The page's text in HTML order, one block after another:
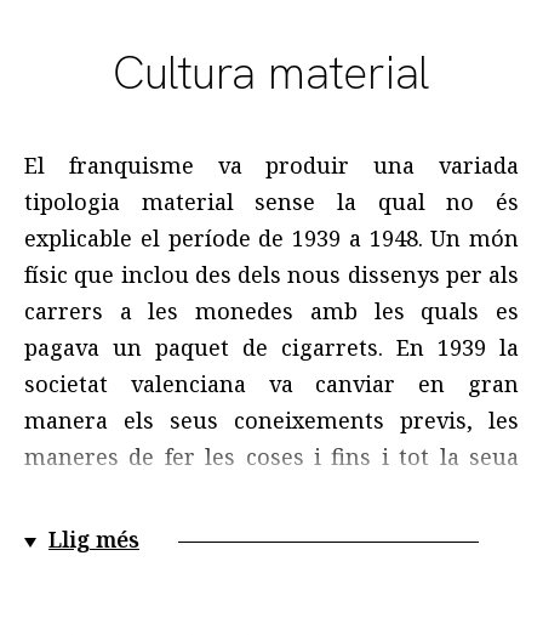
Cultura material
Llig més
El franquisme va produir una variada
tipologia material sense la qual no és
explicable el període de 1939 a 1948. Un món
físic que inclou des dels nous dissenys per als
carrers a les monedes amb les quals es
pagava un paquet de cigarrets. En 1939 la
societat valenciana va canviar en gran
manera els seus coneixements previs, les
maneres de fer les coses i fins i tot la seua
en l’amenaça permanent d’una tecnologia de